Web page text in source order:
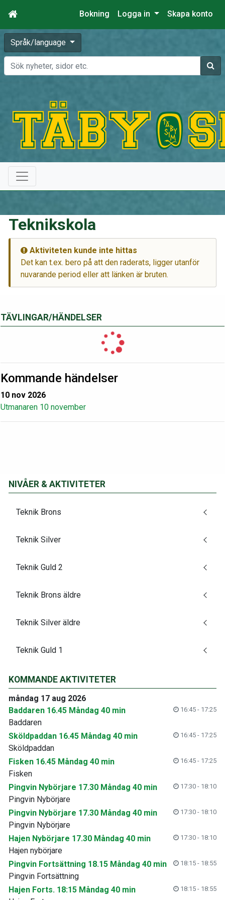
Bokning Logga in Skapa konto
Språk/language
Sök
TÄVLINGAR/HÄNDELSER
Kommande händelser
10 nov 2026
Utmanaren 10 november
Teknikskola
Aktiviteten kunde inte hittas
Det kan t.ex. bero på att den raderats, ligger utanför
nuvarande period eller att länken är bruten.
NIVÅER & AKTIVITETER
Teknik Brons
Teknik Silver
Teknik Guld 2
Teknik Brons äldre
Teknik Silver äldre
Teknik Guld 1
KOMMANDE AKTIVITETER
måndag 17 aug 2026
Baddaren 16.45 Måndag 40 min
16:45 - 17:25
Baddaren
Sköldpaddan 16.45 Måndag 40 min
16:45 - 17:25
Sköldpaddan
Fisken 16.45 Måndag 40 min
16:45 - 17:25
Fisken
Pingvin Nybörjare 17.30 Måndag 40 min
17:30 - 18:10
Pingvin Nybörjare
Pingvin Nybörjare 17.30 Måndag 40 min
17:30 - 18:10
Pingvin Nybörjare
Hajen Nybörjare 17.30 Måndag 40 min
17:30 - 18:10
Hajen nybörjare
Pingvin Fortsättning 18.15 Måndag 40 min
18:15 - 18:55
Pingvin Fortsättning
Hajen Forts. 18:15 Måndag 40 min
18:15 - 18:55